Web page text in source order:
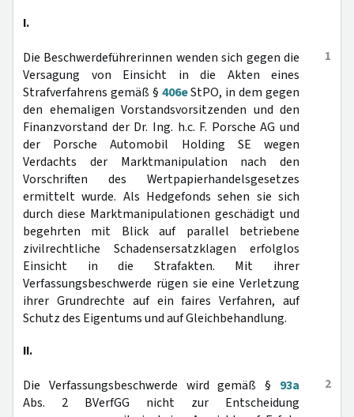
I.
1
Die Beschwerdeführerinnen wenden sich gegen die
Versagung von Einsicht in die Akten eines
Strafverfahrens gemäß § 406eStPO, in dem gegen
den ehemaligen Vorstandsvorsitzenden und den
Finanzvorstand der Dr. Ing. h.c. F. Porsche AG und
der Porsche Automobil Holding SE wegen
Verdachts der Marktmanipulation nach den
Vorschriften des Wertpapierhandelsgesetzes
ermittelt wurde. Als Hedgefonds sehen sie sich
durch diese Marktmanipulationen geschädigt und
begehrten mit Blick auf parallel betriebene
zivilrechtliche Schadensersatzklagen erfolglos
Einsicht in die Strafakten. Mit ihrer
Verfassungsbeschwerde rügen sie eine Verletzung
ihrer Grundrechte auf ein faires Verfahren, auf
Schutz des Eigentums und auf Gleichbehandlung.
II.
2
Die Verfassungsbeschwerde wird gemäß § 93a
Abs. 2 BVerfGG nicht zur Entscheidung